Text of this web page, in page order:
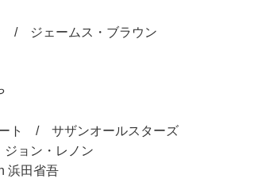
/ ジェームス・ブラウン
ト / サザンオールスターズ
ョン・レノン
田省吾